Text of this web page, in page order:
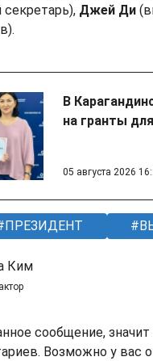
Джей Ди
В
на гранты
05 августа 2026
ПРЕЗИДЕНТ
Ким
сообщение,
Возможно у вас